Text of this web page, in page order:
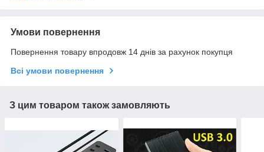
Умови повернення
Повернення товару впродовж 14 днів за рахунок покупця
Всі умови повернення
З цим товаром також замовляють